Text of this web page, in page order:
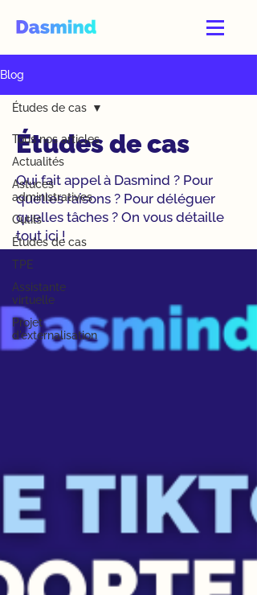
Blog
Tous nos articles
Actualités
Astuces
administratives
Outils
Études de cas
TPE
Assistante
virtuelle
Projet
d'externalisation
Études de cas
Études de cas
Qui fait appel à Dasmind ? Pour
quelles raisons ? Pour déléguer
quelles tâches ? On vous détaille
tout ici !